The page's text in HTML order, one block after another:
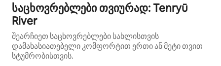
საცხოვრებლები თვიურად: Tenryū
River
შეარჩიეთ საცხოვრებლები სახლისთვის
დამახასიათებელი კომფორტით ერთი ან მეტი თვით
სტუმრობისთვის.